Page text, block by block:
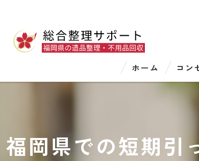
ホーム コン
福岡県での短期引